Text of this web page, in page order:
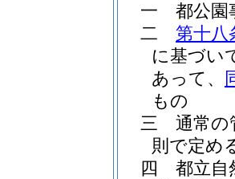
一
都公園
二
第十八
に基づい
あって、
もの
三
通常の
則で定め
四
都立自